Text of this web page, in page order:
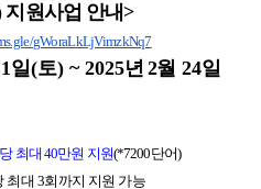
지원사업 안내>
gWoraLkLjVimzkNq7
일(토) ~2025년 2월 24일
최대 40만원 지원(*7200단어)
최대 3회까지 지원 가능